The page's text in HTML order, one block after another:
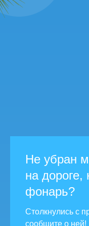
Не убран
на дороге,
фонарь?
Столкнулись с
сообщите о ней!